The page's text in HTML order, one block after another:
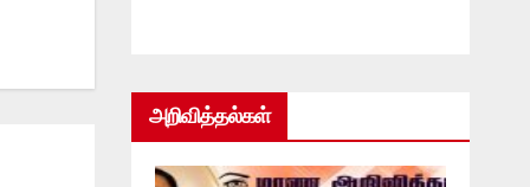
அறிவித்தல்கள்